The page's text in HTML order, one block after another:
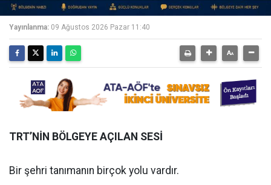
Yayınlanma: 09 Ağustos 2026 Pazar 11:40
TRT’NİN BÖLGEYE AÇILAN SESİ
Bir şehri tanımanın birçok yolu vardır.